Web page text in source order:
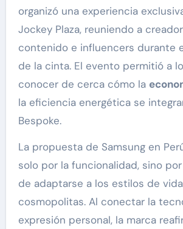
organizó una experiencia
Jockey Plaza, reuniendo a
contenido e influencers durante
de la cinta. El evento permitió a
conocer de cerca cómo la
la eficiencia energética se
Bespoke.
La propuesta de Samsung en
solo por la funcionalidad, sino
de adaptarse a los estilos de
cosmopolitas. Al conectar la
expresión personal, la marca